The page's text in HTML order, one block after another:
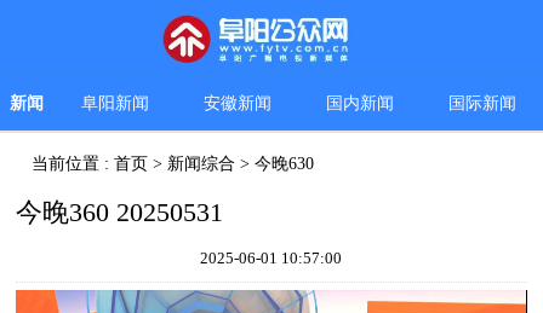
新闻 阜阳新闻 安徽新闻 国内新闻 国际新闻
当前位置 :首页 > 新闻综合 >今晚630
今晚360 20250531
2025-06-01 10:57:00